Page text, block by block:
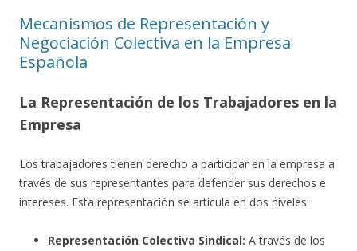
Mecanismos de Representación y
Negociación Colectiva en la Empresa
Española
La Representación de los Trabajadores en la
Empresa
Los trabajadores tienen derecho a participar en la empresa a
través de sus representantes para defender sus derechos e
intereses. Esta representación se articula en dos niveles:
Representación Colectiva Sindical: A través de los